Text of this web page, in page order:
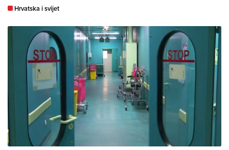
Hrvatska i svijet